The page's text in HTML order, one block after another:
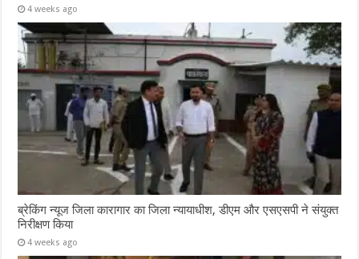
4 weeks ago
ब्रेकिंग न्यूज जिला कारागार का जिला न्यायाधीश, डीएम और एसएसपी ने संयुक्त
निरीक्षण किया
4 weeks ago